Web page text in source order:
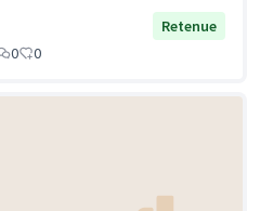
Retenue
0 0